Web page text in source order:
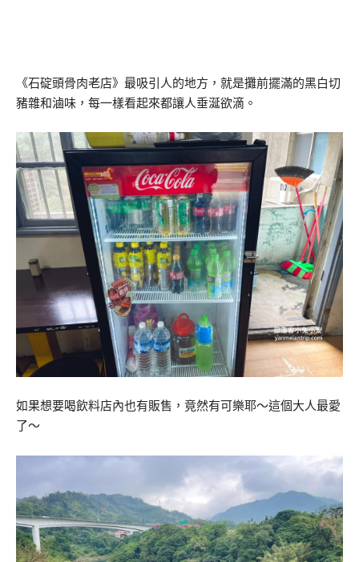
《石碇頭骨肉老店》最吸引人的地方，就是攤前擺滿的黑白切
豬雜和滷味，每一樣看起來都讓人垂涎欲滴。
如果想要喝飲料店內也有販售，竟然有可樂耶～這個大人最愛
了～